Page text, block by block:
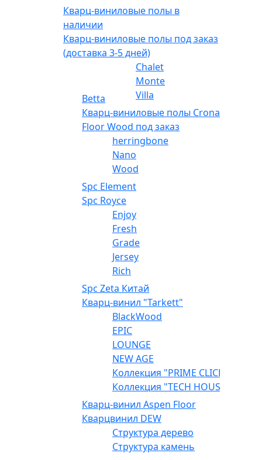
Кварц-виниловые полы в
наличии
Кварц-виниловые полы под заказ
(доставка 3-5 дней)
Betta
Chalet
Monte
Villa
Кварц-виниловые полы Crona
Floor Wood под заказ
herringbone
Nano
Wood
Spc Element
Spc Royce
Enjoy
Fresh
Grade
Jersey
Rich
Spc Zeta Китай
Кварц-винил "Tarkett"
BlackWood
EPIC
LOUNGE
NEW AGE
Коллекция "PRIME CLICK"
Коллекция "TECH HOUSE"
Кварц-винил Aspen Floor
Кварцвинил DEW
Структура дерево
Структура камень